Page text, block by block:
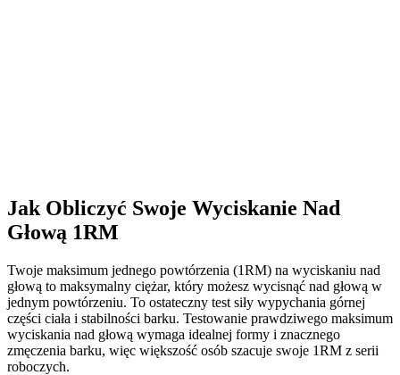
Jak Obliczyć Swoje Wyciskanie Nad
Głową 1RM
Twoje maksimum jednego powtórzenia (1RM) na wyciskaniu nad
głową to maksymalny ciężar, który możesz wycisnąć nad głową w
jednym powtórzeniu. To ostateczny test siły wypychania górnej
części ciała i stabilności barku. Testowanie prawdziwego maksimum
wyciskania nad głową wymaga idealnej formy i znacznego
zmęczenia barku, więc większość osób szacuje swoje 1RM z serii
roboczych.